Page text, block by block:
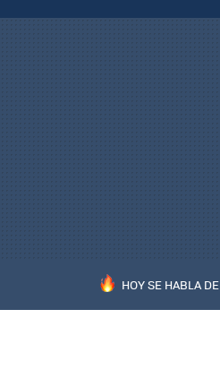
HOY SE HABLA DE